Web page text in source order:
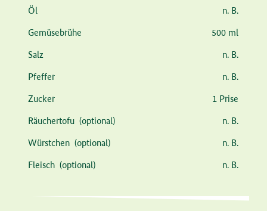
Öl n. B.
Gemüsebrühe 500 ml
Salz n. B.
Pfeffer n. B.
Zucker 1 Prise
Räuchertofu (optional) n. B.
Würstchen (optional) n. B.
Fleisch (optional) n. B.